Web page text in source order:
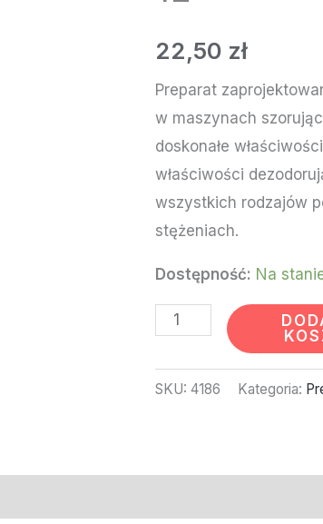
22,50 zł
Preparat
w maszynach
doskonałe
właściwości
wszystkich rodzajów
stężeniach.
Dostępność: Na
PROPERMAT
SKU: 4186 Kategoria: